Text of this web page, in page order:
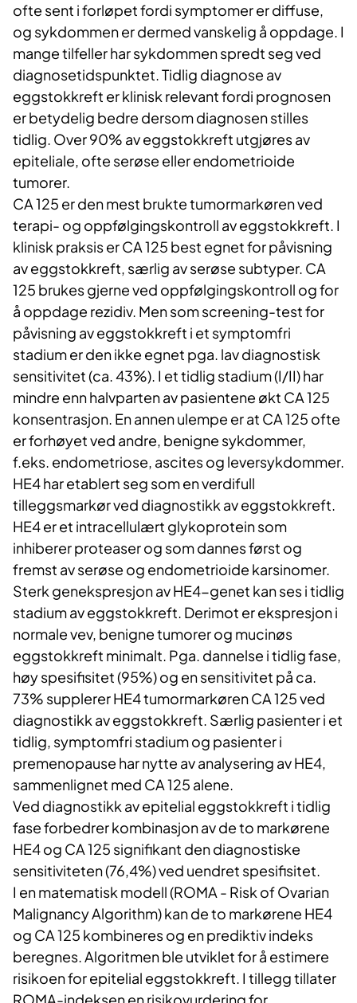
ofte sent i forløpet fordi symptomer er diffuse,
og sykdommen er dermed vanskelig å oppdage. I
mange tilfeller har sykdommen spredt seg ved
diagnosetidspunktet. Tidlig diagnose av
eggstokkreft er klinisk relevant fordi prognosen
er betydelig bedre dersom diagnosen stilles
tidlig. Over 90% av eggstokkreft utgjøres av
epiteliale, ofte serøse eller endometrioide
tumorer.
CA 125 er den mest brukte tumormarkøren ved
terapi- og oppfølgingskontroll av eggstokkreft. I
klinisk praksis er CA 125 best egnet for påvisning
av eggstokkreft, særlig av serøse subtyper. CA
125 brukes gjerne ved oppfølgingskontroll og for
å oppdage rezidiv. Men som screening-test for
påvisning av eggstokkreft i et symptomfri
stadium er den ikke egnet pga. lav diagnostisk
sensitivitet (ca. 43%). I et tidlig stadium (I/II) har
mindre enn halvparten av pasientene økt CA 125
konsentrasjon. En annen ulempe er at CA 125 ofte
er forhøyet ved andre, benigne sykdommer,
f.eks. endometriose, ascites og leversykdommer.
HE4 har etablert seg som en verdifull
tilleggsmarkør ved diagnostikk av eggstokkreft.
HE4 er et intracellulært glykoprotein som
inhiberer proteaser og som dannes først og
fremst av serøse og endometrioide karsinomer.
Sterk genekspresjon av HE4-genet kan ses i tidlig
stadium av eggstokkreft. Derimot er ekspresjon i
normale vev, benigne tumorer og mucinøs
eggstokkreft minimalt. Pga. dannelse i tidlig fase,
høy spesifisitet (95%) og en sensitivitet på ca.
73% supplerer HE4 tumormarkøren CA 125 ved
diagnostikk av eggstokkreft. Særlig pasienter i et
tidlig, symptomfri stadium og pasienter i
premenopause har nytte av analysering av HE4,
sammenlignet med CA 125 alene.
Ved diagnostikk av epitelial eggstokkreft i tidlig
fase forbedrer kombinasjon av de to markørene
HE4 og CA 125 signifikant den diagnostiske
sensitiviteten (76,4%) ved uendret spesifisitet.
I en matematisk modell (ROMA - Risk of Ovarian
Malignancy Algorithm) kan de to markørene HE4
og CA 125 kombineres og en prediktiv indeks
beregnes. Algoritmen ble utviklet for å estimere
risikoen for epitelial eggstokkreft. I tillegg tillater